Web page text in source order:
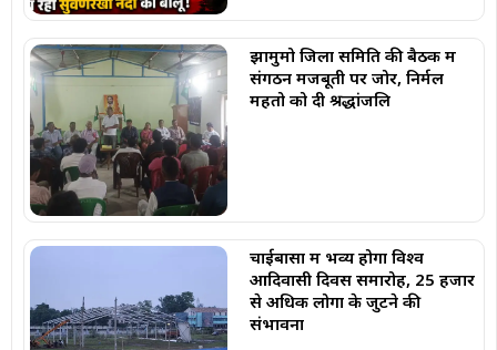
झामुमो जिला समिति की बैठक में
संगठन मजबूती पर जोर, निर्मल
महतो को दी श्रद्धांजलि
चाईबासा में भव्य होगा विश्व
आदिवासी दिवस समारोह, 25 हजार
से अधिक लोगों के जुटने की
संभावना